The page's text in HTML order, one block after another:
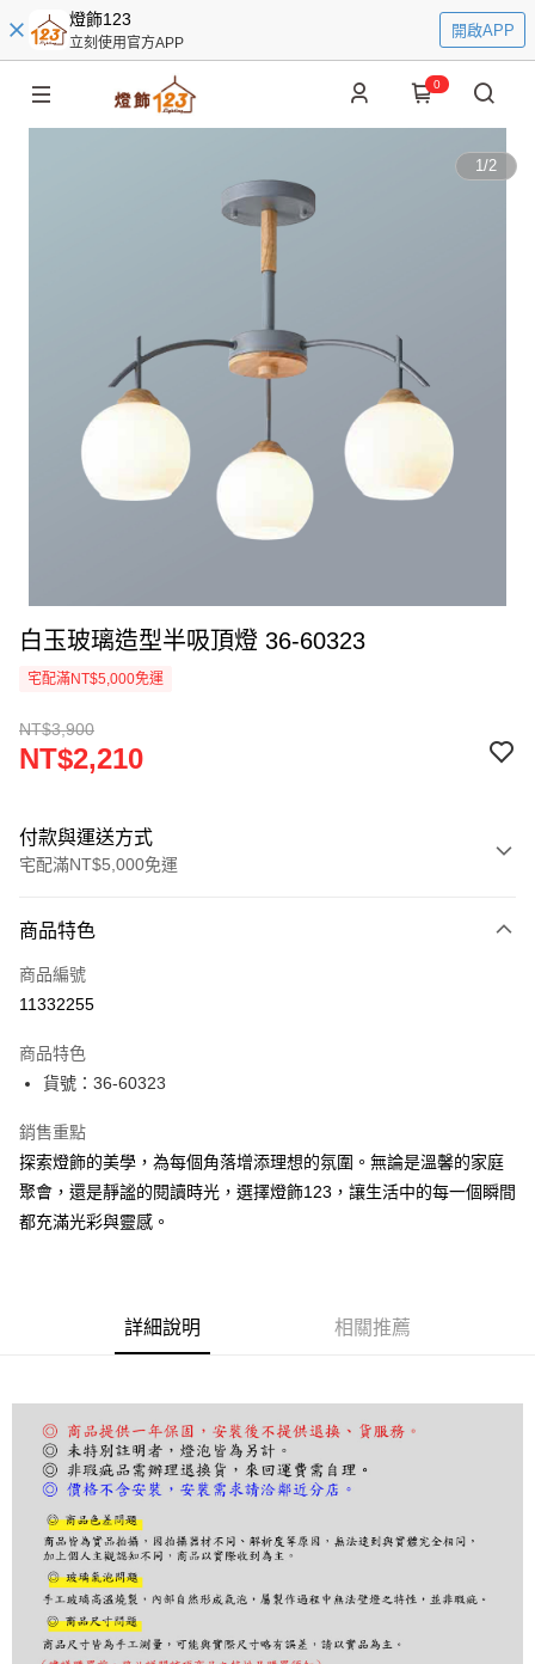
燈飾123
立刻使用官方APP
開啟APP
0
1/2
白玉玻璃造型半吸頂燈 36-60323
宅配滿NT$5,000免運
NT$3,900
NT$2,210
付款與運送方式
宅配滿NT$5,000免運
信用卡一次付款
LINE Pay
街口支付
悠遊付
Google Pay
全盈+PAY
AFTEE先享後付是「在收到商品之後才付款」的支付方式。 讓您購物簡單
【「AFTEE先享後付」結帳流程】
１．於結帳方式選擇「AFTEE先享後付」後，將跳轉至「AFTEE先享後付」
２．訂單成立數日內，您將收到繳費通知簡訊。
３．收到繳費通知簡訊後14天內，點擊此簡訊中的連結，可透過四大超商／
ATM／網路銀行／等多元方式進行付款，方視為交易完成。
※ 請注意：結帳手續完成當下不需立刻繳費，但若您需要取消訂單，請聯絡
後付繳納相關費用。
※ 交易是否成功請以「AFTEE先享後付 」之結帳頁面顯示為準，若有關於
宅配
每筆NT$180，滿NT$5,000(含以上)免運費
商品特色
商品編號
11332255
商品特色
貨號：36-60323
銷售重點
探索燈飾的美學，為每個角落增添理想的氛圍。無論是溫馨的家庭
聚會，還是靜謐的閱讀時光，選擇燈飾123，讓生活中的每一個瞬間
都充滿光彩與靈感。
詳細說明 相關推薦